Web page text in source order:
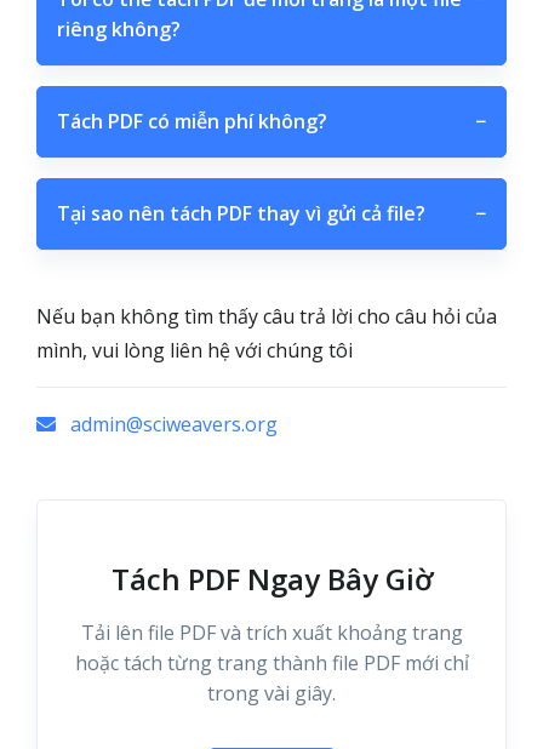
riêng không?
Tách PDF có miễn phí không? −
Tại sao nên tách PDF thay vì gửi cả file? −
Nếu bạn không tìm thấy câu trả lời cho câu hỏi của
mình, vui lòng liên hệ với chúng tôi
admin@sciweavers.org
Tách PDF Ngay Bây Giờ
Tải lên file PDF và trích xuất khoảng trang
hoặc tách từng trang thành file PDF mới chỉ
trong vài giây.